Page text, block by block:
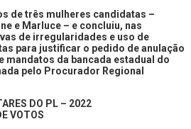
de três mulheres candidatas –
e Marluce – e concluiu, nas
de irregularidades e uso de
para justificar o pedido de anulação
mandatos da bancada estadual do
pelo Procurador Regional
DO PL – 2022
VOTOS